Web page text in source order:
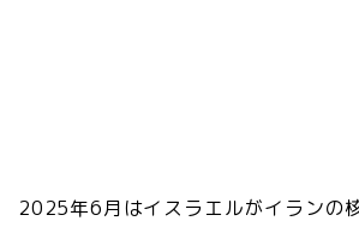
2025年6月はイスラエルがイランの